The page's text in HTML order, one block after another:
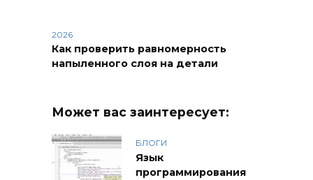
2026
Как проверить равномерность
напыленного слоя на детали
Может вас заинтересует:
БЛОГИ
Язык
программирования